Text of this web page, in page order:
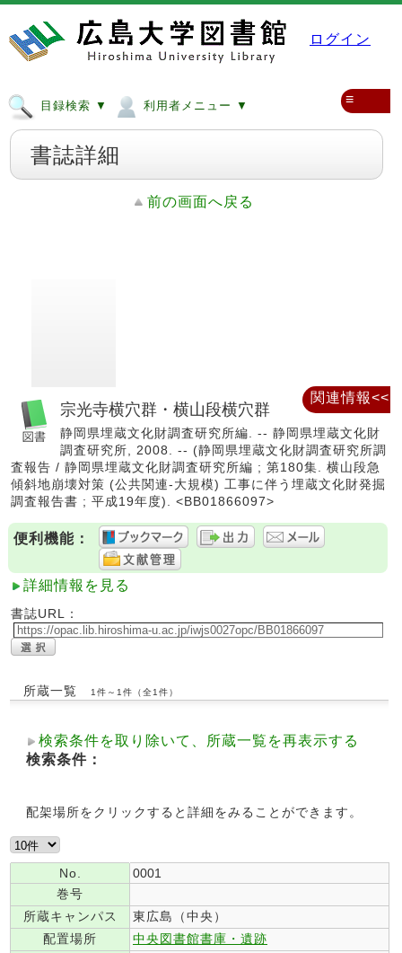
ログイン
目録検索 ▼ 利用者メニュー ▼ ≡
書誌詳細
前の画面へ戻る
宗光寺横穴群・横山段横穴群
静岡県埋蔵文化財調査研究所編. -- 静岡県埋蔵文化財
調査研究所, 2008. -- (静岡県埋蔵文化財調査研究所調
査報告 / 静岡県埋蔵文化財調査研究所編 ; 第180集. 横山段急
傾斜地崩壊対策 (公共関連-大規模) 工事に伴う埋蔵文化財発掘
調査報告書 ; 平成19年度). <BB01866097>
便利機能：
詳細情報を見る
書誌URL：
所蔵一覧 1件～1件（全1件）
検索条件を取り除いて、所蔵一覧を再表示する
検索条件：
配架場所をクリックすると詳細をみることができます。
No.
0001
巻号
所蔵キャンパス
東広島（中央）
配置場所
中央図書館書庫・遺跡
関連情報<<